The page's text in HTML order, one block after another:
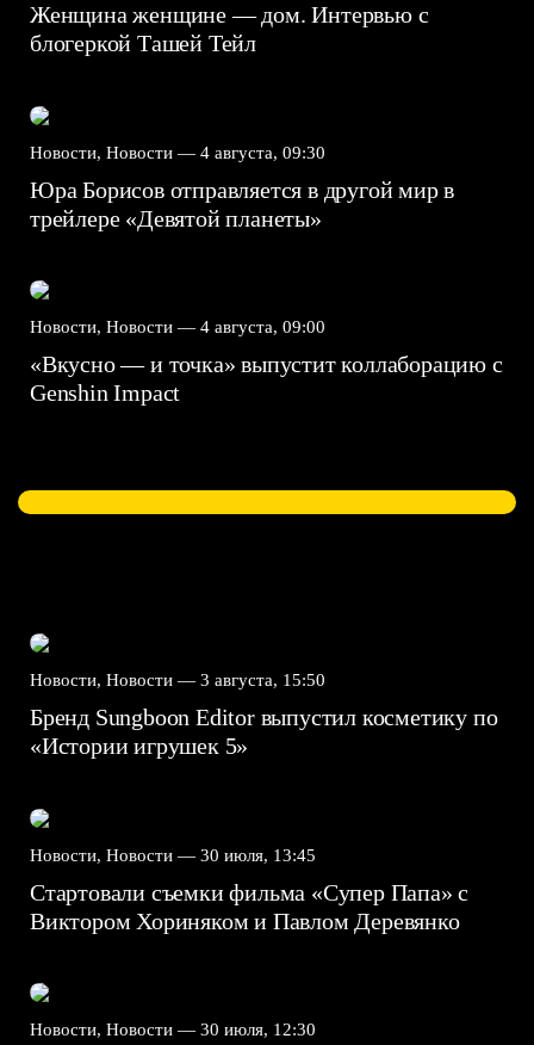
Женщина женщине — дом. Интервью с
блогеркой Ташей Тейл
Новости, Новости — 4 августа, 09:30
Юра Борисов отправляется в другой мир в
трейлере «Девятой планеты»
Новости, Новости — 4 августа, 09:00
«Вкусно — и точка» выпустит коллаборацию с
Genshin Impact⁠⁠
Новости, Новости — 3 августа, 15:50
Бренд Sungboon Editor выпустил косметику по
«Истории игрушек 5»
Новости, Новости — 30 июля, 13:45
Стартовали съемки фильма «Супер Папа» с
Виктором Хориняком и Павлом Деревянко
Новости, Новости — 30 июля, 12:30